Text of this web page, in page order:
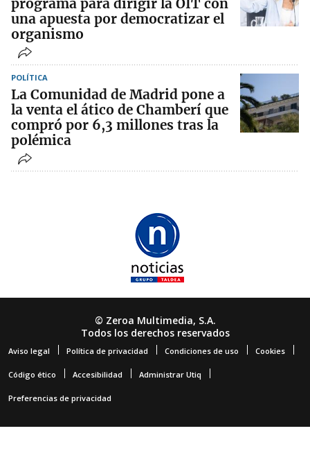
una apuesta por democratizar el
organismo
POLÍTICA
La Comunidad de Madrid pone a
la venta el ático de Chamberí que
compró por 6,3 millones tras la
polémica
© Zeroa Multimedia, S.A.
Todos los derechos reservados
Aviso legal Política de privacidad Condiciones de uso Cookies
Código ético Accesibilidad Administrar Utiq
Preferencias de privacidad